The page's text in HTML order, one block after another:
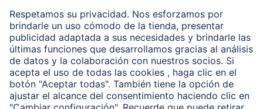
Clientes online
Conviértete en distribuidor
Compañía